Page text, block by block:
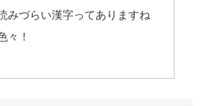
みづらい漢字ってありますね
々！